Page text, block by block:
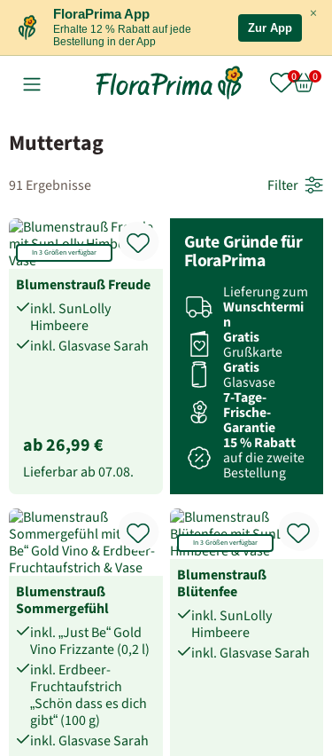
×
FloraPrima App
Erhalte 12 % Rabatt auf jede
Bestellung in der App
Zur App
Muttertag
91 Ergebnisse Filter
In 3 Größen verfügbar
Blumenstrauß Freude
inkl. SunLolly
Himbeere
inkl. Glasvase Sarah
ab 26,99 €
Lieferbar ab07.08.
Gute Gründe für
FloraPrima
Lieferung zum
Wunschtermi
n
Gratis
Grußkarte
Gratis
Glasvase
7-Tage-
Frische-
Garantie
15 % Rabatt
auf die zweite
Bestellung
Blumenstrauß
Sommergefühl
inkl. „Just Be“ Gold
Vino Frizzante (0,2 l)
inkl. Erdbeer-
Fruchtaufstrich
„Schön dass es dich
gibt“ (100 g)
inkl. Glasvase Sarah
In 3 Größen verfügbar
Blumenstrauß
Blütenfee
inkl. SunLolly
Himbeere
inkl. Glasvase Sarah